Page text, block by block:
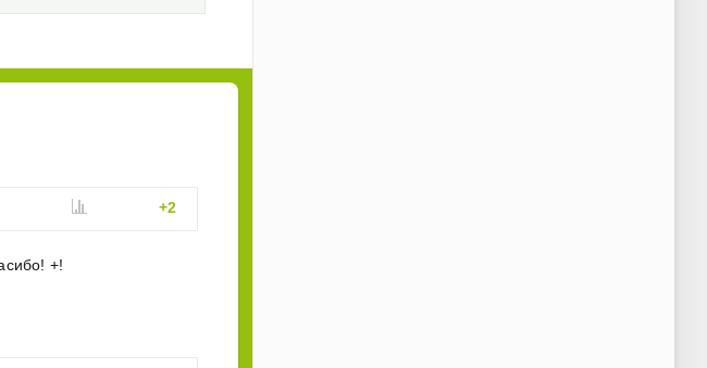
+2
+!